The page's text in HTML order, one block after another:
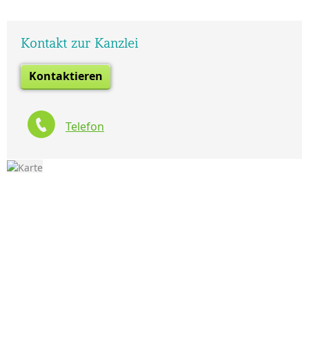
Kontakt zur Kanzlei
Kontaktieren
Telefon